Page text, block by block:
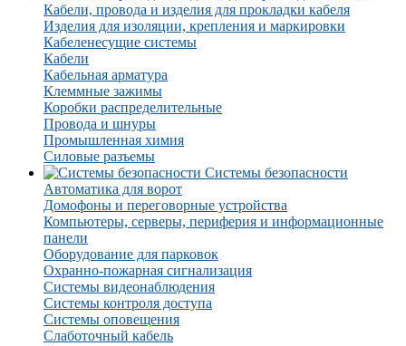
Кабели, провода и изделия для прокладки кабеля
Изделия для изоляции, крепления и маркировки
Кабеленесущие системы
Кабели
Кабельная арматура
Клеммные зажимы
Коробки распределительные
Провода и шнуры
Промышленная химия
Силовые разъемы
Системы безопасности
Автоматика для ворот
Домофоны и переговорные устройства
Компьютеры, серверы, периферия и информационные
панели
Оборудование для парковок
Охранно-пожарная сигнализация
Системы видеонаблюдения
Системы контроля доступа
Системы оповещения
Слаботочный кабель